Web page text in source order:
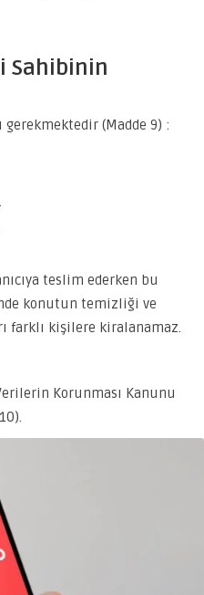
Sahibinin
(Madde 9) :
.
teslim ederken bu
konutun temizliği ve
farklı kişilere kiralanamaz.
Korunması Kanunu